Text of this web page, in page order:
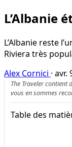
L’Albanie
L’Albanie reste
Riviera très
Alex Cornici · avr.
The Traveler contient
vous en sommes
Table des